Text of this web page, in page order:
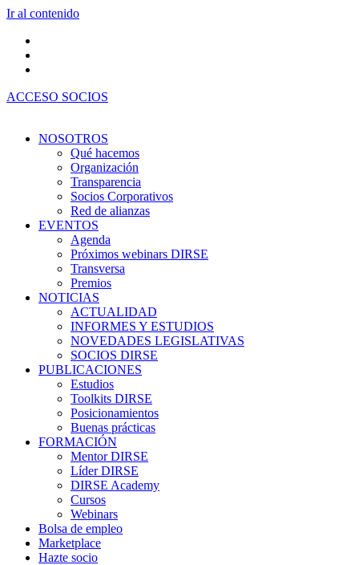
Ir al contenido
ACCESO SOCIOS
NOSOTROS
Qué hacemos
Organización
Transparencia
Socios Corporativos
Red de alianzas
EVENTOS
Agenda
Próximos webinars DIRSE
Transversa
Premios
NOTICIAS
ACTUALIDAD
INFORMES Y ESTUDIOS
NOVEDADES LEGISLATIVAS
SOCIOS DIRSE
PUBLICACIONES
Estudios
Toolkits DIRSE
Posicionamientos
Buenas prácticas
FORMACIÓN
Mentor DIRSE
Líder DIRSE
DIRSE Academy
Cursos
Webinars
Bolsa de empleo
Marketplace
Hazte socio